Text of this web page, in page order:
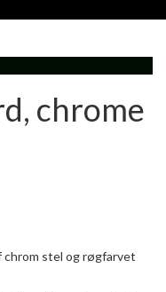
chrome
chrom stel og røgfarvet